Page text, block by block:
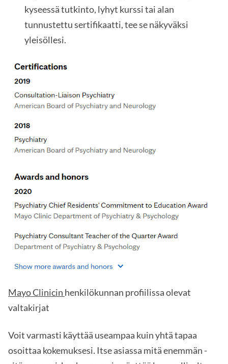
kyseessä tutkinto, lyhyt kurssi tai alan
tunnustettu sertifikaatti, tee se näkyväksi
yleisöllesi.
Mayo Clinicin henkilökunnan profiilissa olevat
valtakirjat
Voit varmasti käyttää useampaa kuin yhtä tapaa
osoittaa kokemuksesi. Itse asiassa mitä enemmän -